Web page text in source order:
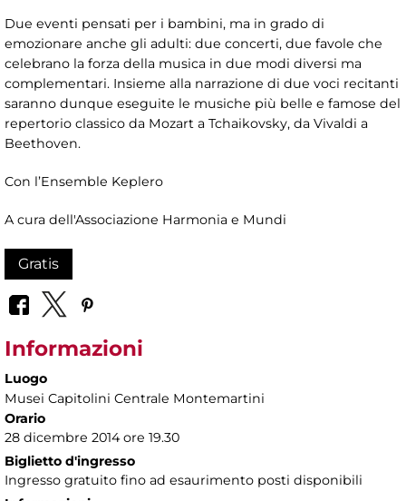
Due eventi pensati per i bambini, ma in grado di
emozionare anche gli adulti: due concerti, due favole che
celebrano la forza della musica in due modi diversi ma
complementari. Insieme alla narrazione di due voci recitanti
saranno dunque eseguite le musiche più belle e famose del
repertorio classico da Mozart a Tchaikovsky, da Vivaldi a
Beethoven.
Con l’Ensemble Keplero
A cura dell'Associazione Harmonia e Mundi
Gratis
Informazioni
Luogo
Musei Capitolini Centrale Montemartini
Orario
28 dicembre 2014 ore 19.30
Biglietto d'ingresso
Ingresso gratuito fino ad esaurimento posti disponibili